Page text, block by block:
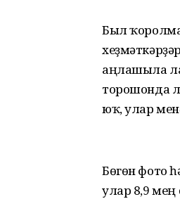
Был
аңлашыла
торошонда
юҡ, улар
Бөгөн фото
улар 8,9 мең